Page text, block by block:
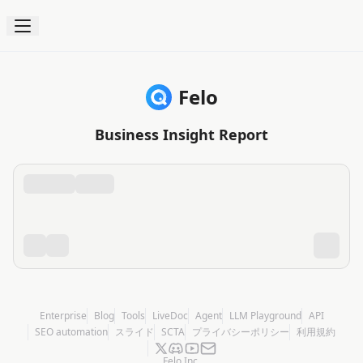
Felo
Business Insight Report
Enterprise Blog Tools LiveDoc Agent LLM Playground API
SEO automation スライド SCTA プライバシーポリシー 利用規約